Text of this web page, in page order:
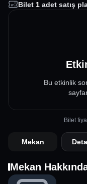
Bilet 1 adet satış
Bu etkinlik
Bilet
Mekan
Mekan